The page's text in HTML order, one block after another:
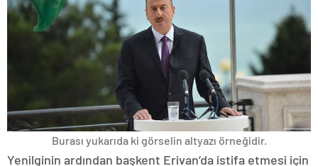
Burası yukarıda ki görselin altyazı örneğidir.
Yenilginin ardından başkent Erivan’da istifa etmesi için